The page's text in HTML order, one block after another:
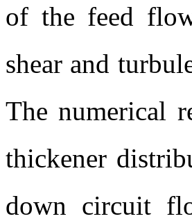
of the feed
shear and
The numerical
thickener
down circuit